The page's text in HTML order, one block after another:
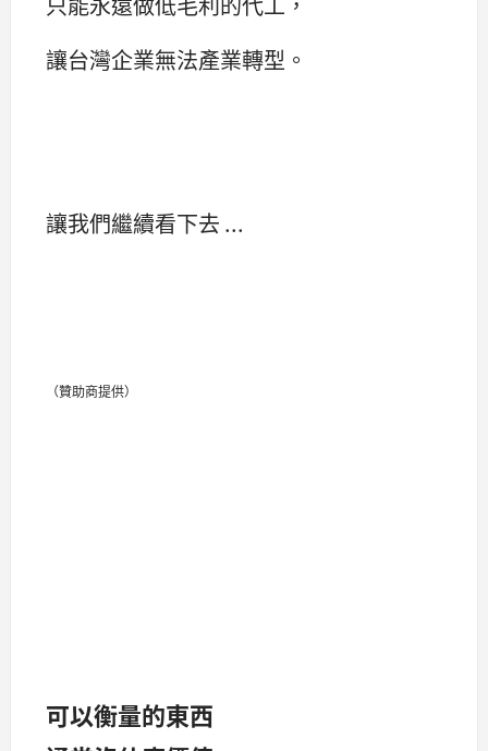
讓台灣企業無法產業轉型。
讓我們繼續看下去 ...
（贊助商提供）
可以衡量的東西